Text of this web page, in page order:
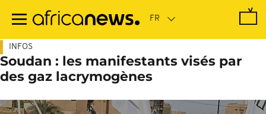
contenu
INFOS
Soudan : les manifestants visés par
des gaz lacrymogènes